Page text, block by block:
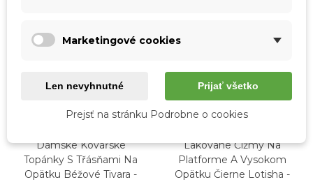
Rýchly náhľad
Dámske Kovářske
Topánky S Třásňami Na
Opätku Béžové Tivara -
Rýchly náhľad
Lakovane Čižmy Na
Platforme A Vysokom
Opätku Čierne Lotisha -
Marketingové cookies
Len nevyhnutné Prijať všetko
Prejsť na stránku Podrobne o cookies